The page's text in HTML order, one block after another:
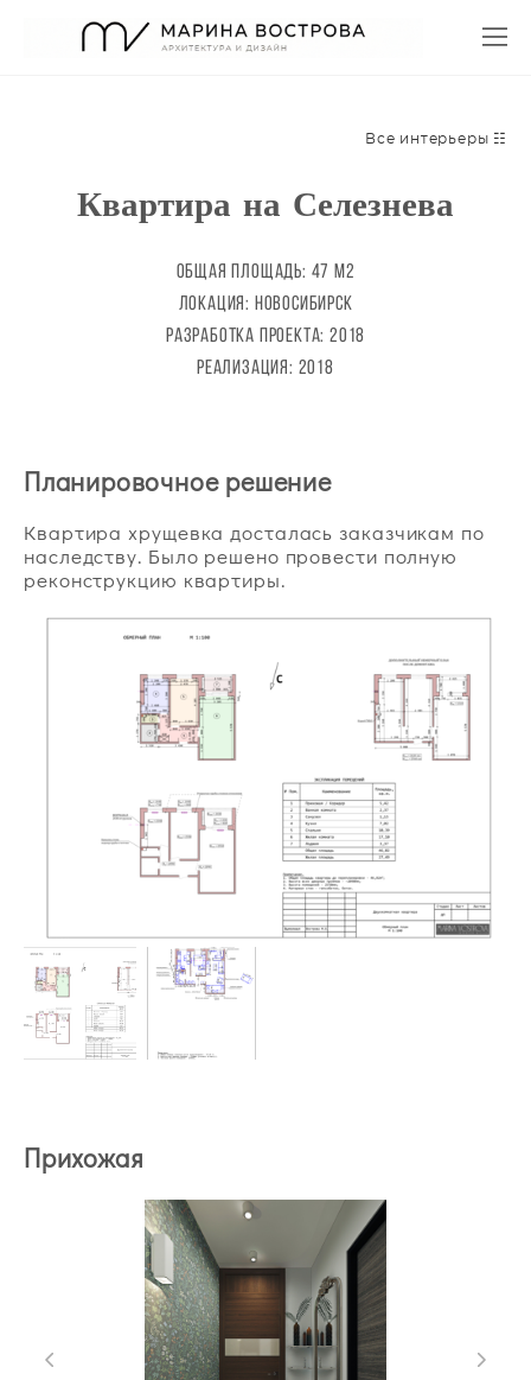
Все интерьеры ☷
Квартира на Селезнева
общая площадь: 47 М2
локация: новосибирск
разработка проекта: 2018
реализация: 2018
Планировочное решение
Квартира хрущевка досталась заказчикам по
наследству. Было решено провести полную
реконструкцию квартиры.
Прихожая